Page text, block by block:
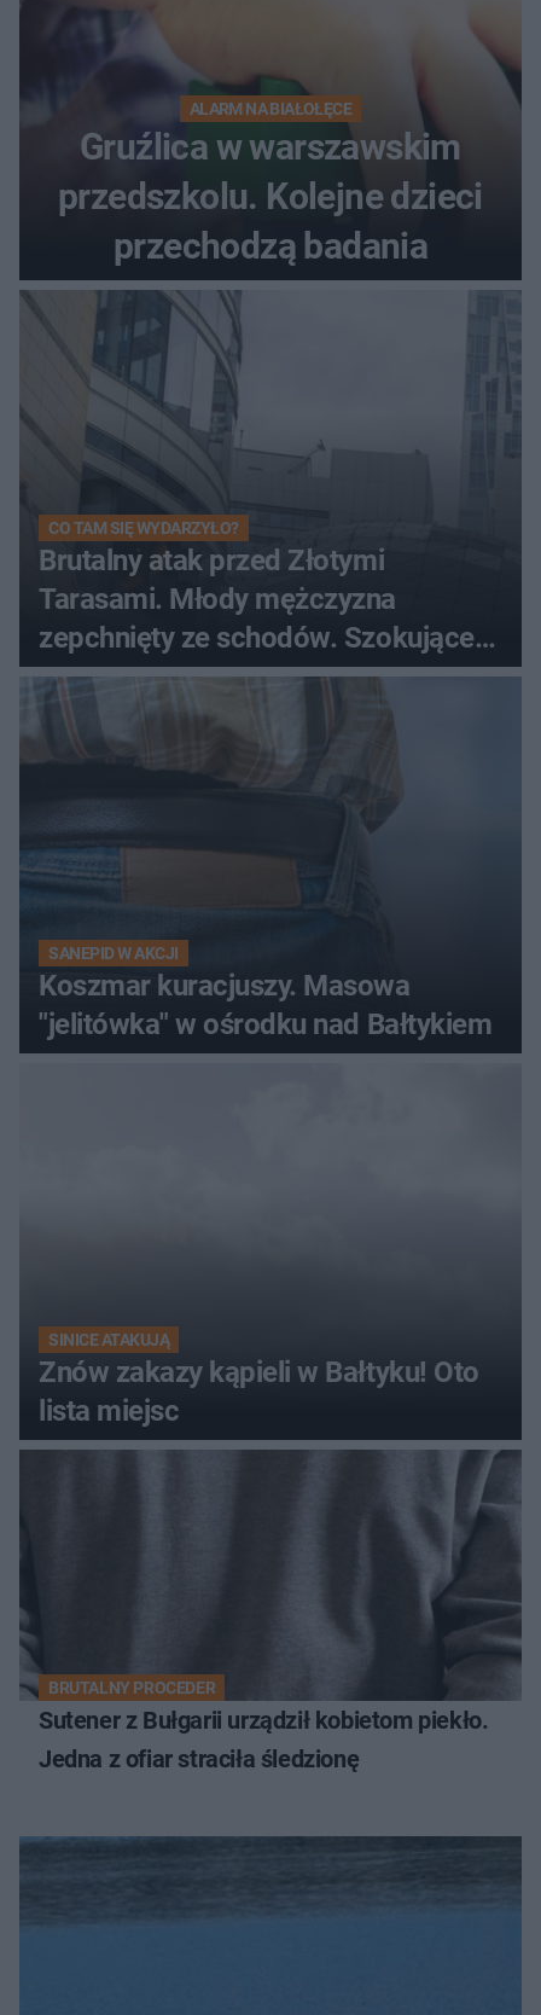
ALARM NA BIAŁOŁĘCE
Gruźlica w warszawskim
przedszkolu. Kolejne dzieci
przechodzą badania
CO TAM SIĘ WYDARZYŁO?
Brutalny atak przed Złotymi
Tarasami. Młody mężczyzna
zepchnięty ze schodów. Szokujące
nagranie krąży po sieci
SANEPID W AKCJI
Koszmar kuracjuszy. Masowa
"jelitówka" w ośrodku nad Bałtykiem
SINICE ATAKUJĄ
Znów zakazy kąpieli w Bałtyku! Oto
lista miejsc
BRUTALNY PROCEDER
Sutener z Bułgarii urządził kobietom piekło.
Jedna z ofiar straciła śledzionę